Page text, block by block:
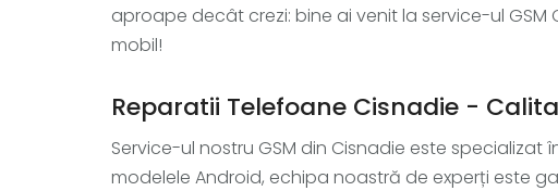
aproape decât crezi: bine ai venit la service-ul
mobil!
Reparatii Telefoane Cisnadie -
Service-ul nostru GSM din Cisnadie este
modelele Android, echipa noastră de experți este